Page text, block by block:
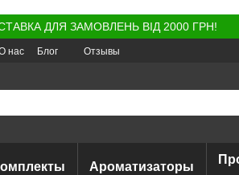
ДЛЯ ЗАМОВЛЕНЬ ВІД 2000 ГРН!
нас Блог Отзывы
Ароматизаторы